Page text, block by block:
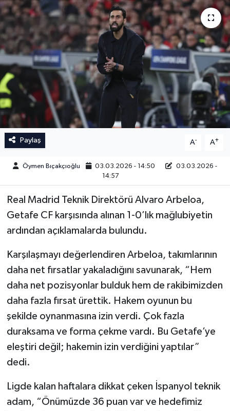
Paylaş A- A+
Öymen Bıçakçıoğlu 03.03.2026 - 14:50
03.03.2026 -
14:57
Real Madrid Teknik Direktörü Alvaro Arbeloa,
Getafe CF karşısında alınan 1-0’lık mağlubiyetin
ardından açıklamalarda bulundu.
Karşılaşmayı değerlendiren Arbeloa, takımlarının
daha net fırsatlar yakaladığını savunarak, “Hem
daha net pozisyonlar bulduk hem de rakibimizden
daha fazla fırsat ürettik. Hakem oyunun bu
şekilde oynanmasına izin verdi. Çok fazla
duraksama ve forma çekme vardı. Bu Getafe’ye
eleştiri değil; hakemin izin verdiğini yaptılar”
dedi.
Ligde kalan haftalara dikkat çeken İspanyol teknik
adam, “Önümüzde 36 puan var ve hedefimiz
İngiltere Premier Lig
Almanya Bundesliga
La Liga
Serie A
İngiltere Premier Lig
La Liga
Almanya Bundesliga
Serie A
Fransa Ligue 1
Eredevise
TFF 1.Lig
Diğer Futbol Ligleri
Türkiye Basketbol Ligi
Kadınlar Basketbol Ligi
Diğer Basketbol Ligleri
Formula 1
Hentbol